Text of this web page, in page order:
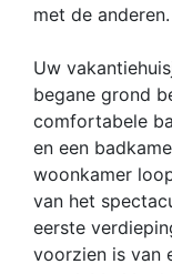
met de anderen.
Uw
begane grond
comfortabele
en een
woonkamer
van het
eerste
voorzien is van